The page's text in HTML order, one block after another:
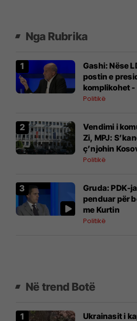
Nga Rubrika
Gashi: Nëse
postin e
komplikohet -
lëshim
Politikë
Vendimi i
Zi, MPJ:
ç’njohin
Politikë
Gruda: PDK-
penduar për
me Kurtin
Politikë
Në trend Botë
Ukrainasit i